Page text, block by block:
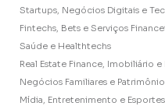
Startups, Negócios Digitais e
Fintechs, Bets e Serviços
Saúde e Healthtechs
Real Estate Finance, Imobiliário
Negócios Familiares e Patrimônio
Mídia, Entretenimento e Esportes